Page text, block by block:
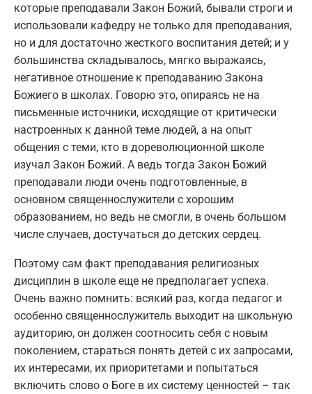
которые преподавали Закон Божий, бывали строги и
использовали кафедру не только для преподавания,
но и для достаточно жесткого воспитания детей; и у
большинства складывалось, мягко выражаясь,
негативное отношение к преподаванию Закона
Божиего в школах. Говорю это, опираясь не на
письменные источники, исходящие от критически
настроенных к данной теме людей, а на опыт
общения с теми, кто в дореволюционной школе
изучал Закон Божий. А ведь тогда Закон Божий
преподавали люди очень подготовленные, в
основном священнослужители с хорошим
образованием, но ведь не смогли, в очень большом
числе случаев, достучаться до детских сердец.
Поэтому сам факт преподавания религиозных
дисциплин в школе еще не предполагает успеха.
Очень важно помнить: всякий раз, когда педагог и
особенно священнослужитель выходит на школьную
аудиторию, он должен соотносить себя с новым
поколением, стараться понять детей с их запросами,
их интересами, их приоритетами и попытаться
включить слово о Боге в их систему ценностей – так